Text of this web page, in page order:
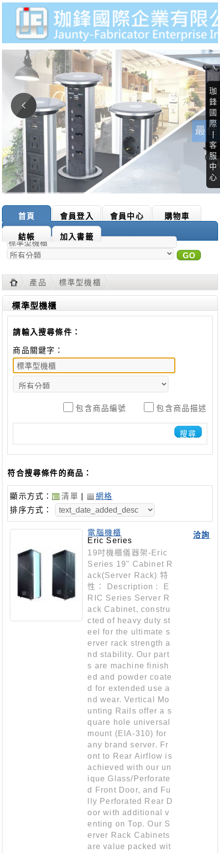
珈
鋒
國
際
|
客
服
中
心
首頁 會員登入 會員中心 購物車
結帳 加入書籤
商品搜尋：
GO
產品
標準型機櫃
標準型機櫃
請輸入搜尋條件：
商品關鍵字：
包含商品編號 包含商品描述
搜尋
符合搜尋條件的商品：
顯示方式： 清單
網格
排序方式：
洽詢
電腦機櫃
Eric Series
19吋機櫃儀器架-Eric
Series 19" Cabinet R
ack(Server Rack) 特
性： Description : E
RIC Series Server R
ack Cabinet, constru
cted of heavy duty st
eel for the ultimate s
erver rack strength a
nd stability. Our part
s are machine finish
ed and powder coate
d for extended use a
nd wear. Vertical Mo
unting Rails offer a s
quare hole universal
mount (EIA-310) for
any brand server. Fr
ont to Rear Airflow is
achieved with our un
ique Glass/Perforate
d Front Door, and Fu
lly Perforated Rear D
oor with additional v
enting on Top. Our S
erver Rack Cabinets
are value packed wit